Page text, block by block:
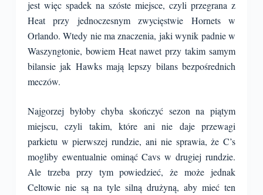
jest więc spadek na szóste miejsce, czyli przegrana z
Heat przy jednoczesnym zwycięstwie Hornets w
Orlando. Wtedy nie ma znaczenia, jaki wynik padnie w
Waszyngtonie, bowiem Heat nawet przy takim samym
bilansie jak Hawks mają lepszy bilans bezpośrednich
meczów.
Najgorzej byłoby chyba skończyć sezon na piątym
miejscu, czyli takim, które ani nie daje przewagi
parkietu w pierwszej rundzie, ani nie sprawia, że C’s
mogliby ewentualnie ominąć Cavs w drugiej rundzie.
Ale trzeba przy tym powiedzieć, że może jednak
Celtowie nie są na tyle silną drużyną, aby mieć ten